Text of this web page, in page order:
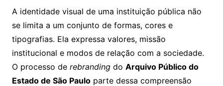
p
p
o
o
k
s
n
m
c
Li
n
k
A identidade visual de uma instituição pública não
se limita a um conjunto de formas, cores e
tipografias. Ela expressa valores, missão
institucional e modos de relação com a sociedade.
O processo de rebranding do Arquivo Público do
Estado de São Pauloparte dessa compreensão